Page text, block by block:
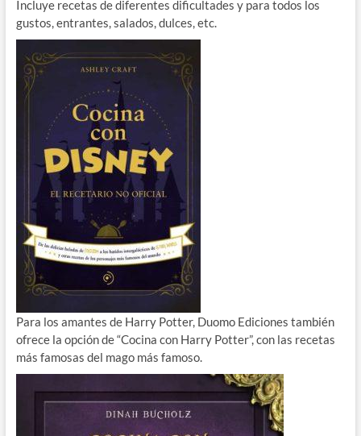
Incluye recetas de diferentes dificultades y para todos los
gustos, entrantes, salados, dulces, etc.
Para los amantes de Harry Potter, Duomo Ediciones también
ofrece la opción de “Cocina con Harry Potter”, con las recetas
más famosas del mago más famoso.